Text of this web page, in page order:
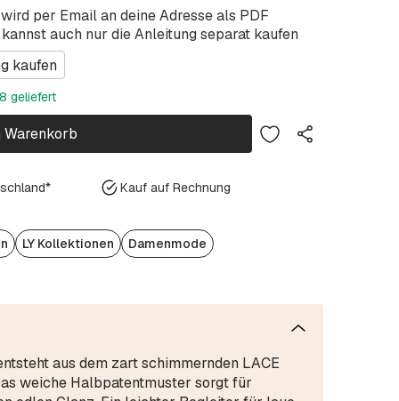
per Email an deine Adresse als PDF
auch nur die Anleitung separat kaufen
kaufen
geliefert
Warenkorb
Kauf auf Rechnung
LY Kollektionen
Damenmode
aus dem zart schimmernden LACE
weiche Halbpatentmuster sorgt für